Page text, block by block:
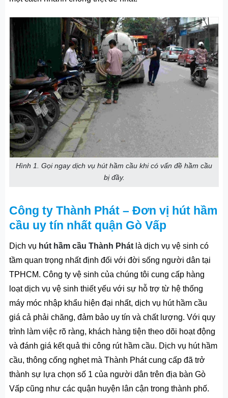
Hình 1. Gọi ngay dịch vụ hút hầm cầu khi có vấn đề hầm cầu
bị đầy.
Công ty Thành Phát – Đơn vị hút hầm
cầu uy tín nhất quận Gò Vấp
Dịch vụ hút hầm cầu Thành Phát là dịch vụ vệ sinh có
tầm quan trọng nhất định đối với đời sống người dân tại
TPHCM. Công ty vệ sinh của chúng tôi cung cấp hàng
loạt dịch vụ vệ sinh thiết yếu với sự hỗ trợ từ hệ thống
máy móc nhập khẩu hiện đại nhất, dịch vụ hút hầm cầu
giá cả phải chăng, đảm bảo uy tín và chất lượng. Với quy
trình làm việc rõ ràng, khách hàng tiện theo dõi hoạt động
và đánh giá kết quả thi công rút hầm cầu. Dịch vụ hút hầm
cầu, thông cống nghẹt mà Thành Phát cung cấp đã trở
thành sự lựa chọn số 1 của người dân trên địa bàn Gò
Vấp cũng như các quận huyện lân cận trong thành phố.